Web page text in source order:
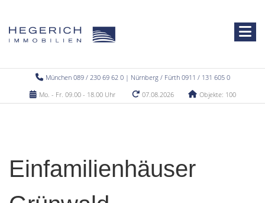
München 089 / 230 69 62 0 | Nürnberg / Fürth 0911 / 131 605 0
Mo. - Fr. 09.00 - 18.00 Uhr
07.08.2026 Objekte: 100
Einfamilienhäuser